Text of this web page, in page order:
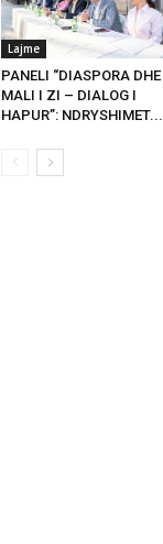
Lajme
PANELI “DIASPORA DHE
MALI I ZI – DIALOG I
HAPUR”: NDRYSHIMET...